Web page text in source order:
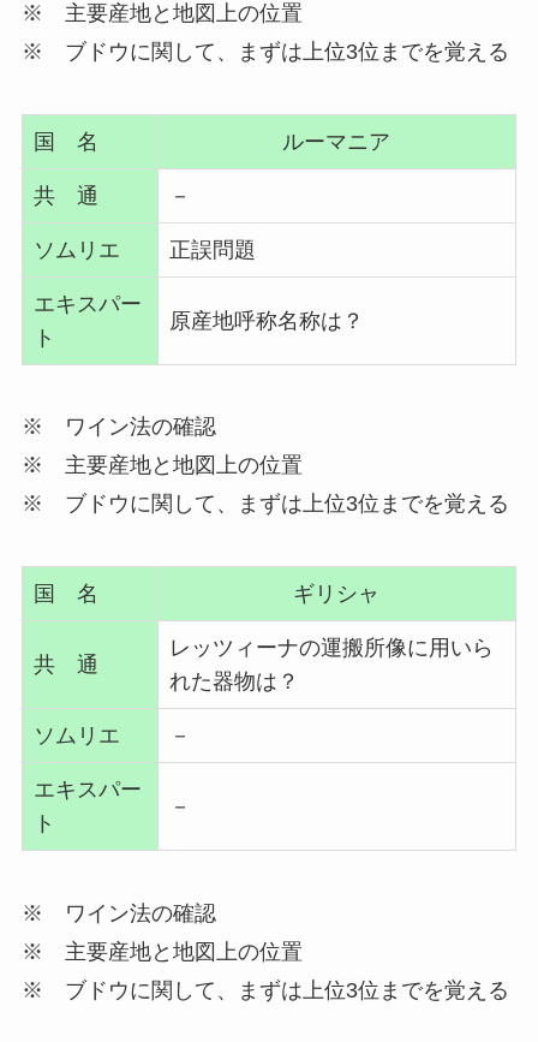
※ 主要産地と地図上の位置
※ ブドウに関して、まずは上位3位までを覚える
国 名 ルーマニア
共 通 －
ソムリエ 正誤問題
エキスパー
ト
原産地呼称名称は？
※ ワイン法の確認
※ 主要産地と地図上の位置
※ ブドウに関して、まずは上位3位までを覚える
国 名 ギリシャ
共 通
レッツィーナの運搬所像に用いら
れた器物は？
ソムリエ －
エキスパー
ト
－
※ ワイン法の確認
※ 主要産地と地図上の位置
※ ブドウに関して、まずは上位3位までを覚える